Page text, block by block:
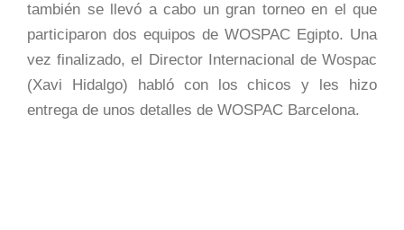
también se llevó a cabo un gran torneo en el que
participaron dos equipos de WOSPAC Egipto. Una
vez finalizado, el Director Internacional de Wospac
(Xavi Hidalgo) habló con los chicos y les hizo
entrega de unos detalles de WOSPAC Barcelona.